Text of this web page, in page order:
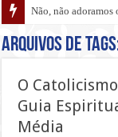
Não, não adoramos
Arquivos de
O
Guia
Média